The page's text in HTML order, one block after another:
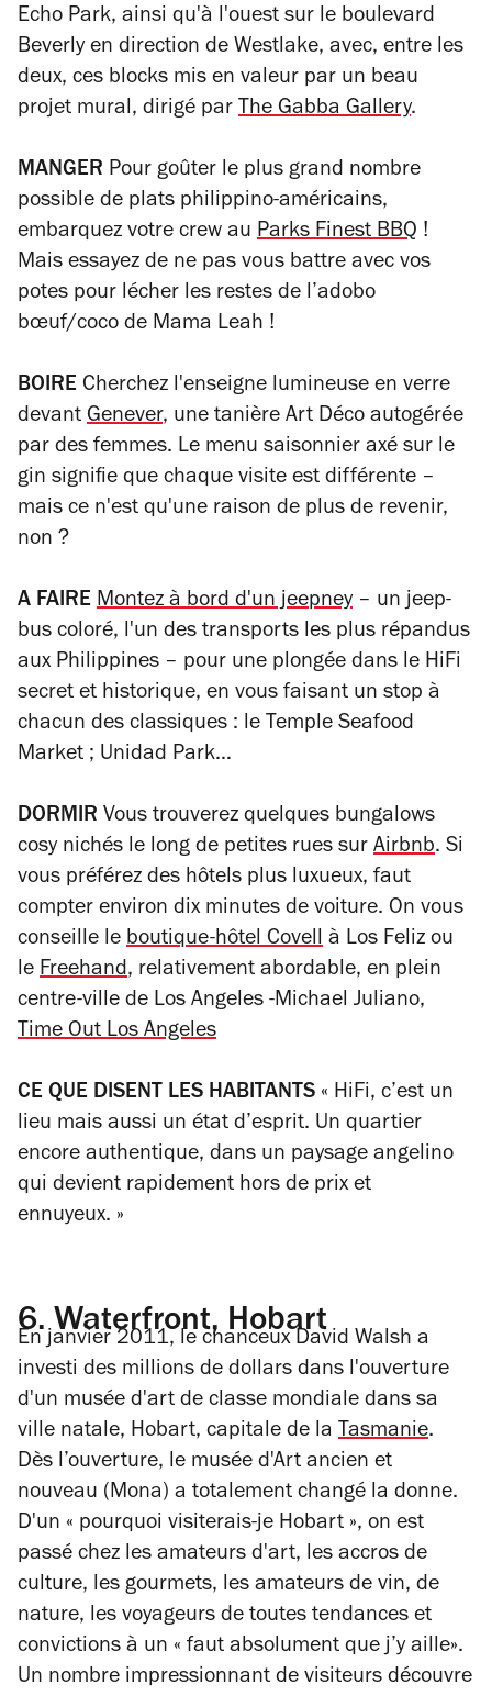
Echo Park, ainsi qu'à l'ouest sur le boulevard
Beverly en direction de Westlake, avec, entre les
deux, ces blocks mis en valeur par un beau
projet mural, dirigé par The Gabba Gallery.
MANGER Pour goûter le plus grand nombre
possible de plats philippino-américains,
embarquez votre crew au Parks Finest BBQ !
Mais essayez de ne pas vous battre avec vos
potes pour lécher les restes de l’adobo
bœuf/coco de Mama Leah !
BOIRE Cherchez l'enseigne lumineuse en verre
devant Genever, une tanière Art Déco autogérée
par des femmes. Le menu saisonnier axé sur le
gin signifie que chaque visite est différente –
mais ce n'est qu'une raison de plus de revenir,
non ?
A FAIRE Montez à bord d'un jeepney– un jeep-
bus coloré, l'un des transports les plus répandus
aux Philippines – pour une plongée dans le HiFi
secret et historique, en vous faisant un stop à
chacun des classiques : le Temple Seafood
Market ; Unidad Park…
DORMIR Vous trouverez quelques bungalows
cosy nichés le long de petites rues sur Airbnb. Si
vous préférez des hôtels plus luxueux, faut
compter environ dix minutes de voiture. On vous
conseille le boutique-hôtel Covell à Los Feliz ou
le Freehand, relativement abordable, en plein
centre-ville de Los Angeles -Michael Juliano,
Time Out Los Angeles
CE QUE DISENT LES HABITANTS « HiFi, c’est un
lieu mais aussi un état d’esprit. Un quartier
encore authentique, dans un paysage angelino
qui devient rapidement hors de prix et
ennuyeux. »
6.Waterfront, Hobart
En janvier 2011, le chanceux David Walsh a
investi des millions de dollars dans l'ouverture
d'un musée d'art de classe mondiale dans sa
ville natale, Hobart, capitale de la Tasmanie.
Dès l’ouverture, le musée d'Art ancien et
nouveau (Mona) a totalement changé la donne.
D'un « pourquoi visiterais-je Hobart », on est
passé chez les amateurs d'art, les accros de
culture, les gourmets, les amateurs de vin, de
nature, les voyageurs de toutes tendances et
convictions à un « faut absolument que j’y aille».
Un nombre impressionnant de visiteurs découvre